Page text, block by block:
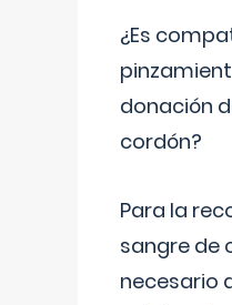
¿Es
donación
cordón?
Para la
sangre de
necesario